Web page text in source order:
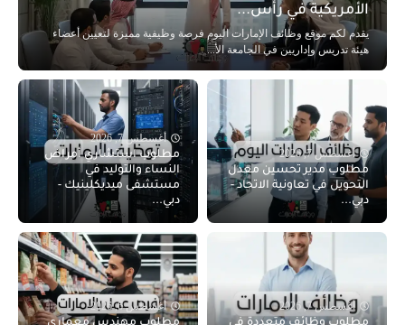
الأمريكية في رأس...
يقدم لكم موقع وظائف الإمارات اليوم فرصة وظيفية مميزة لتعيين أعضاء
هيئة تدريس وإداريين في الجامعة الأ...
أغسطس 7, 2026
مطلوب مدير تحسين معدل
التحويل في تعاونية الاتحاد -
دبي...
أغسطس 7, 2026
مطلوب استشاري أمراض
النساء والتوليد في
مستشفى ميديكلينيك -
دبي...
أغسطس 7, 2026
أغسطس 6, 2026